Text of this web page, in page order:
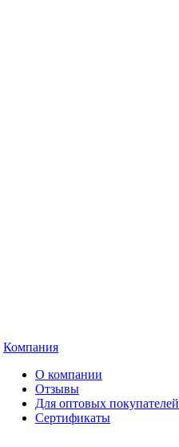
Компания
О компании
Отзывы
Для оптовых покупателей
Сертификаты